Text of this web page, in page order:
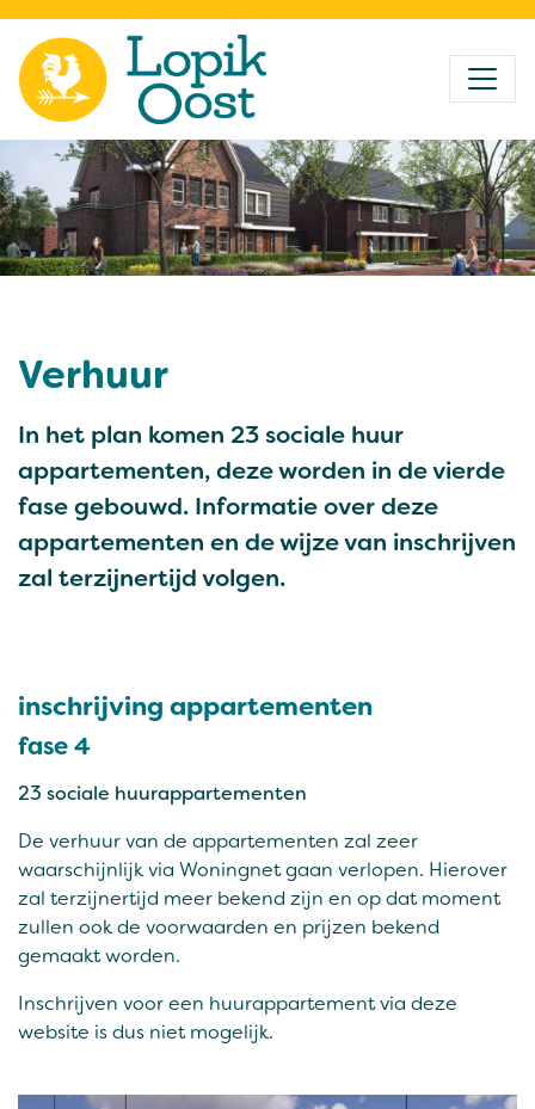
Verhuur
In het plan komen 23 sociale huur
appartementen, deze worden in de vierde
fase gebouwd. Informatie over deze
appartementen en de wijze van inschrijven
zal terzijnertijd volgen.
inschrijving appartementen
fase 4
23 sociale huurappartementen
De verhuur van de appartementen zal zeer
waarschijnlijk via Woningnet gaan verlopen. Hierover
zal terzijnertijd meer bekend zijn en op dat moment
zullen ook de voorwaarden en prijzen bekend
gemaakt worden.
Inschrijven voor een huurappartement via deze
website is dus niet mogelijk.